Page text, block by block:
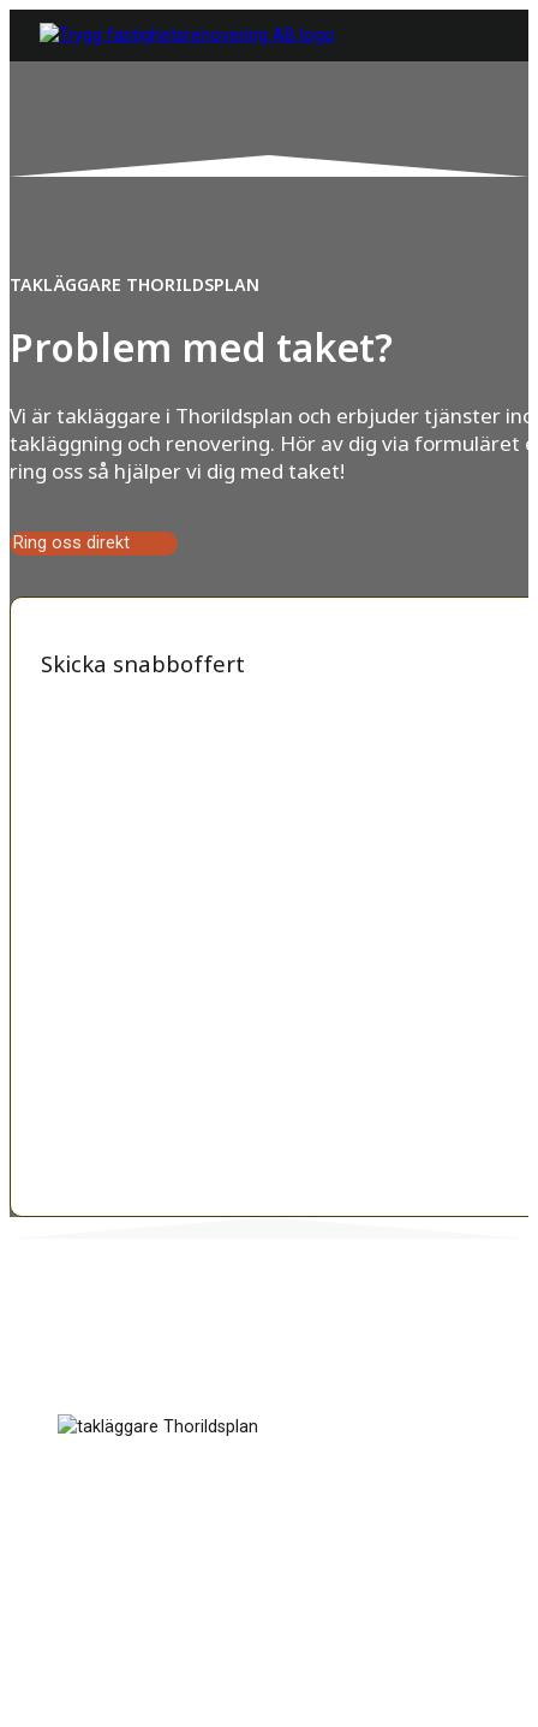
TAKLÄGGARE THORILDSPLAN
Problem med taket?
Vi är takläggare i Thorildsplan och erbjuder tjänster
takläggning och renovering. Hör av dig via formuläret
ring oss så hjälper vi dig med taket!
Ring oss direkt
Skicka snabboffert